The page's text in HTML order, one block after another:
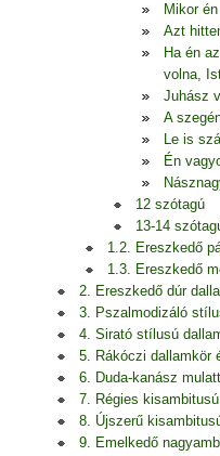
Mikor
Azt
Ha én
volna,
Juhász
A
Le is
Én
12 szótagú
13-14
1.2. Ereszkedő
1.3. Ereszkedő
2. Ereszkedő dúr
3. Pszalmodizáló
4. Sirató stílusú
5. Rákóczi dallamkör
6. Duda-kanász
7. Régies
8. Újszerű
9. Emelkedő